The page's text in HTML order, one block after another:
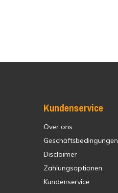
Kundenservice
Over ons
Geschäftsbedingungen
Disclaimer
Zahlungsoptionen
Kundenservice